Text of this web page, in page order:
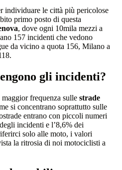
individuare le città più pericolose
primo posto di questa
, dove ogni 10mila mezzi a
157 incidenti che vedono
da vicino a quota 156, Milano a
gli incidenti?
frequenza sulle strade
si concentrano soprattutto sulle
entrano con piccoli numeri
incidenti e l’8,6% dei
solo alle moto, i valori
la ritrosia di noi motociclisti a